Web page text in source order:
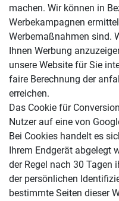
machen. Wir können in
Werbekampagnen
Werbemaßnahmen sind.
Ihnen Werbung
unsere Website für Sie
faire Berechnung der
erreichen.
Das Cookie für
Nutzer auf eine von
Bei Cookies handelt es
Ihrem Endgerät abgelegt
der Regel nach 30 Tagen
der persönlichen
bestimmte Seiten dieser